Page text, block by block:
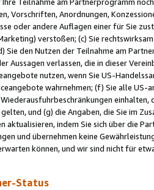
Teilnahme am Partnerprogramm
Vorschriften, Anordnungen,
oder andere Auflagen einer für Sie
verstoßen; (c) Sie
Sie den Nutzen der Teilnahme am
Aussagen verlassen, die in dieser
nutzen, wenn Sie US-
wahrnehmen; (f) Sie alle
und (g) die Angaben, die Sie im
aktualisieren, indem Sie sich über die
und übernehmen keine
können, und wir sind nicht für
Status